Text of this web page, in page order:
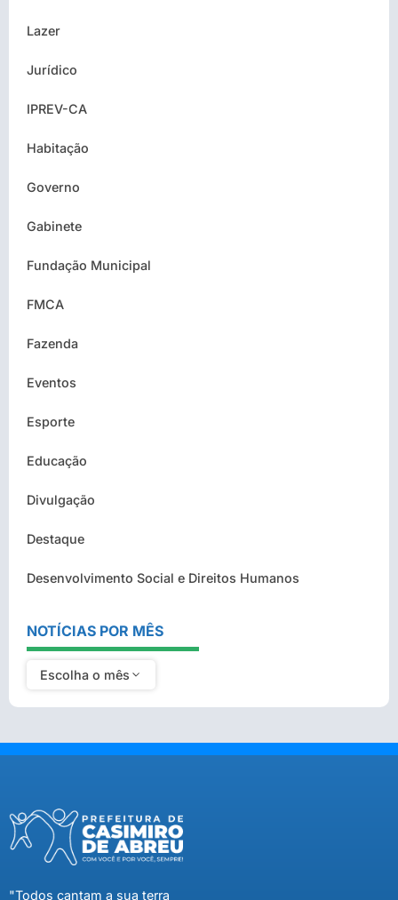
Lazer
Jurídico
IPREV-CA
Habitação
Governo
Gabinete
Fundação Municipal
FMCA
Fazenda
Eventos
Esporte
Educação
Divulgação
Destaque
Desenvolvimento Social e Direitos Humanos
NOTÍCIAS POR MÊS
Escolha o mês
"Todos cantam a sua terra